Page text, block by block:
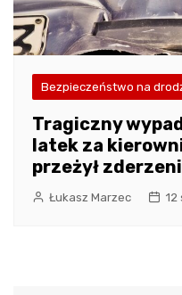
Bezpieczeństwo na
Tragiczny
latek za
przeżył
Łukasz Marzec 12